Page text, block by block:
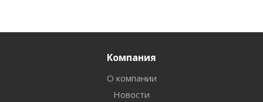
Компания
О компании
Новости